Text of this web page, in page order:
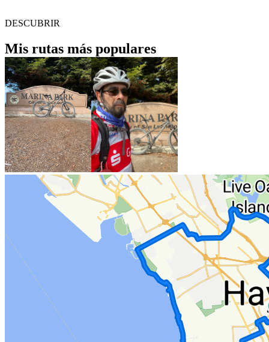
DESCUBRIR
Mis rutas más populares